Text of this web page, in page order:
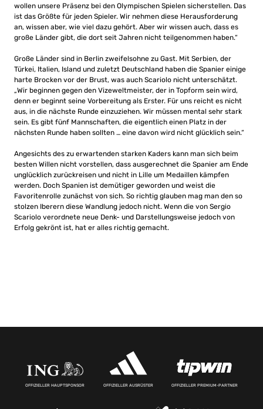
wollen unsere Präsenz bei den Olympischen Spielen sicherstellen. Das
ist das Größte für jeden Spieler. Wir nehmen diese Herausforderung
an, wissen aber, wie viel dazu gehört. Aber wir wissen auch, dass es
große Länder gibt, die dort seit Jahren nicht teilgenommen haben.“
Große Länder sind in Berlin zweifelsohne zu Gast. Mit Serbien, der
Türkei, Italien, Island und zuletzt Deutschland haben die Spanier einige
harte Brocken vor der Brust, was auch Scariolo nicht unterschätzt.
„Wir beginnen gegen den Vizeweltmeister, der in Topform sein wird,
denn er beginnt seine Vorbereitung als Erster. Für uns reicht es nicht
aus, in die nächste Runde einzuziehen. Wir müssen mental sehr stark
sein. Es gibt fünf Mannschaften, die eigentlich einen Platz in der
nächsten Runde haben sollten … eine davon wird nicht glücklich sein.“
Angesichts des zu erwartenden starken Kaders kann man sich beim
besten Willen nicht vorstellen, dass ausgerechnet die Spanier am Ende
unglücklich zurückreisen und nicht in Lille um Medaillen kämpfen
werden. Doch Spanien ist demütiger geworden und weist die
Favoritenrolle zunächst von sich. So richtig glauben mag man den so
stolzen Iberern diese Wandlung jedoch nicht. Wenn die von Sergio
Scariolo verordnete neue Denk- und Darstellungsweise jedoch von
Erfolg gekrönt ist, hat er alles richtig gemacht.
OFFIZIELLER HAUPTSPONSOR OFFIZIELLER AUSRÜSTER OFFIZIELLER PREMIUM-PARTNER